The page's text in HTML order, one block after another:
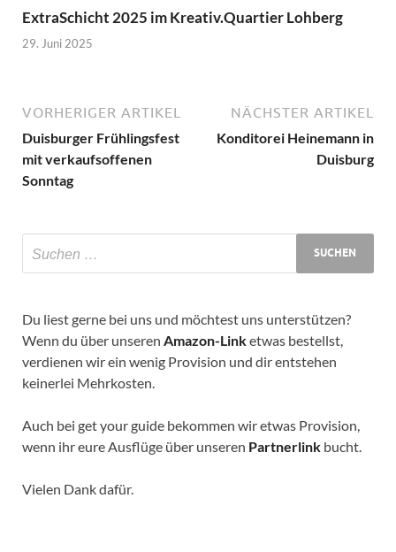
ExtraSchicht 2025 im Kreativ.Quartier Lohberg
29. Juni 2025
VORHERIGER ARTIKEL
Duisburger Frühlingsfest
mit verkaufsoffenen
Sonntag
NÄCHSTER ARTIKEL
Konditorei Heinemann in
Duisburg
Du liest gerne bei uns und möchtest uns unterstützen?
Wenn du über unseren Amazon-Linketwas bestellst,
verdienen wir ein wenig Provision und dir entstehen
keinerlei Mehrkosten.
Auch bei get your guide bekommen wir etwas Provision,
wenn ihr eure Ausflüge über unseren Partnerlink bucht.
Vielen Dank dafür.